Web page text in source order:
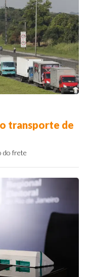
transporte de
do frete